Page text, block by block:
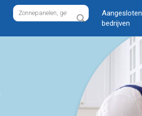
Aangesloten
bedrijven